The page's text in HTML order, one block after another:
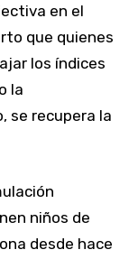
en el
que quienes
los índices
la
se recupera la
niños de
desde hace